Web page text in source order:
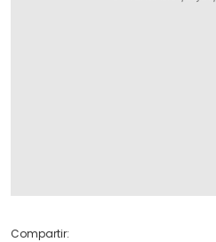
Compartir: